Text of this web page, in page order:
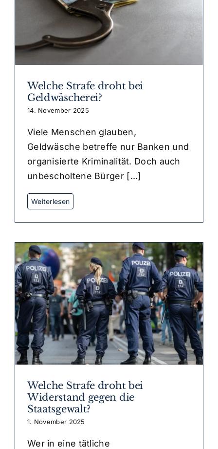
Welche Strafe droht bei
Geldwäscherei?
14. November 2025
Viele Menschen glauben,
Geldwäsche betreffe nur Banken und
organisierte Kriminalität. Doch auch
unbescholtene Bürger [...]
Welche Strafe droht bei
Widerstand gegen die
Staatsgewalt?
1. November 2025
Wer in eine tätliche